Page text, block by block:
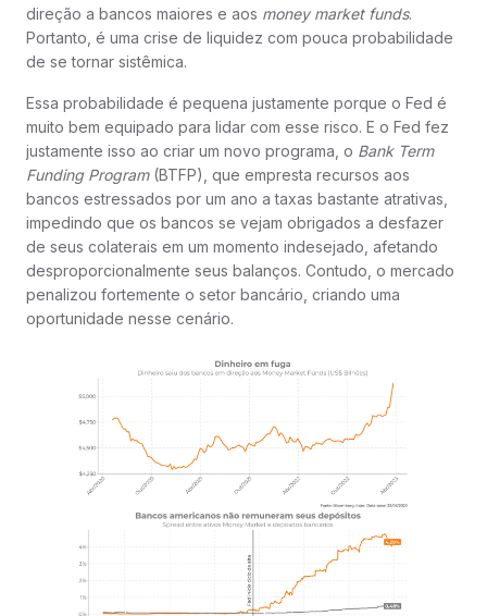
direção a bancos maiores e aos money market funds.
Portanto, é uma crise de liquidez com pouca probabilidade
de se tornar sistêmica.
Essa probabilidade é pequena justamente porque o Fed é
muito bem equipado para lidar com esse risco. E o Fed fez
justamente isso ao criar um novo programa, o Bank Term
Funding Program (BTFP), que empresta recursos aos
bancos estressados por um ano a taxas bastante atrativas,
impedindo que os bancos se vejam obrigados a desfazer
de seus colaterais em um momento indesejado, afetando
desproporcionalmente seus balanços. Contudo, o mercado
penalizou fortemente o setor bancário, criando uma
oportunidade nesse cenário.